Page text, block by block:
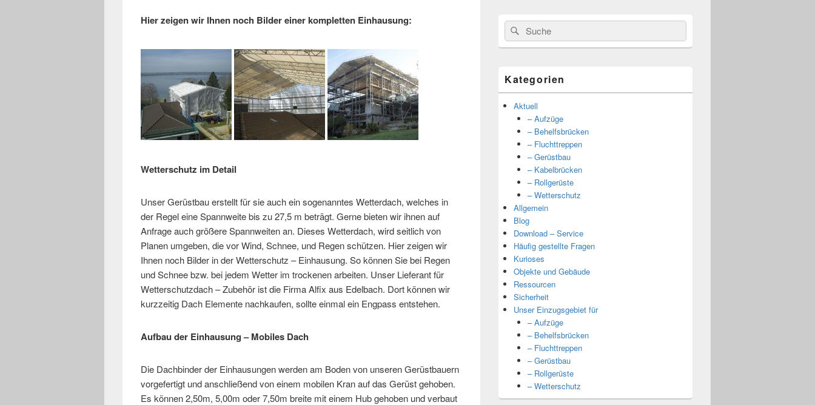
Hier zeigen wir Ihnen noch Bilder einer kompletten Einhausung:
Wetterschutz im Detail
Unser Gerüstbau erstellt für sie auch ein sogenanntes Wetterdach, welches in
der Regel eine Spannweite bis zu 27,5 m beträgt. Gerne bieten wir ihnen auf
Anfrage auch größere Spannweiten an. Dieses Wetterdach, wird seitlich von
Planen umgeben, die vor Wind, Schnee, und Regen schützen. Hier zeigen wir
Ihnen noch Bilder in der Wetterschutz – Einhausung. So können Sie bei Regen
und Schnee bzw. bei jedem Wetter im trockenen arbeiten. Unser Lieferant für
Wetterschutzdach – Zubehör ist die Firma Alfix aus Edelbach. Dort können wir
kurzzeitig Dach Elemente nachkaufen, sollte einmal ein Engpass entstehen.
Aufbau der Einhausung – Mobiles Dach
Die Dachbinder der Einhausungen werden am Boden von unseren Gerüstbauern
vorgefertigt und anschließend von einem mobilen Kran auf das Gerüst gehoben.
Es können 2,50m, 5,00m oder 7,50m breite mit einem Hub gehoben und verbaut
Suche
nach:
Kategorien
Aktuell
– Aufzüge
– Behelfsbrücken
– Fluchttreppen
– Gerüstbau
– Kabelbrücken
– Rollgerüste
– Wetterschutz
Allgemein
Blog
Download – Service
Häufig gestellte Fragen
Kurioses
Objekte und Gebäude
Ressourcen
Sicherheit
Unser Einzugsgebiet für
– Aufzüge
– Behelfsbrücken
– Fluchttreppen
– Gerüstbau
– Rollgerüste
– Wetterschutz